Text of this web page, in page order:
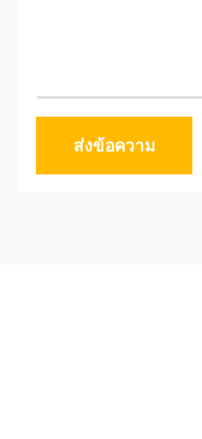
ส่งข้อความ